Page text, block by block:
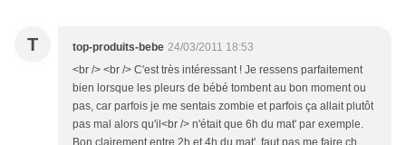
T top-produits-bebe 24/03/2011 18:53
<br /> <br /> C'est très intéressant ! Je ressens parfaitement
bien lorsque les pleurs de bébé tombent au bon moment ou
pas, car parfois je me sentais zombie et parfois ça allait plutôt
pas mal alors qu'il<br /> n'était que 6h du mat' par exemple.
Bon clairement entre 2h et 4h du mat', faut pas me faire ch...